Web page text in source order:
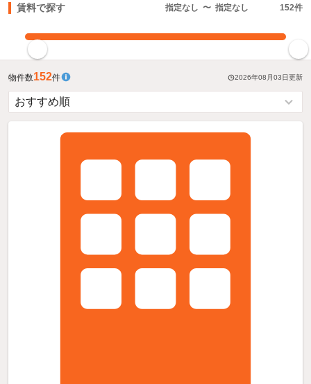
賃料で探す 指定なし 〜 指定なし 152件
物件数152件 2026年08月03日更新